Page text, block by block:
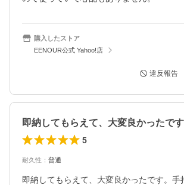
購入したストア
EENOUR公式 Yahoo!店
違反報告
5
耐久性 ： 普通
即納してもらえて、大変良かったです。手